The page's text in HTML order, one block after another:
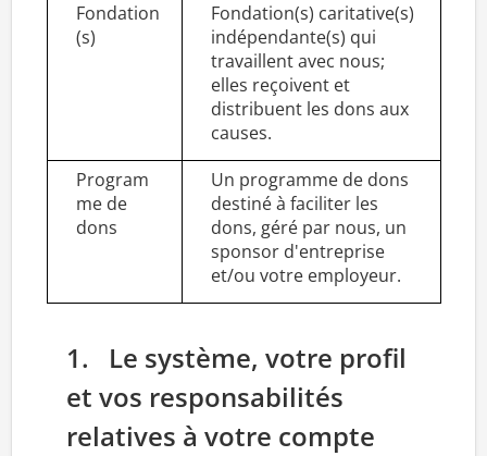
Fondation
(s)
Fondation(s) caritative(s)
indépendante(s) qui
travaillent avec nous;
elles reçoivent et
distribuent les dons aux
causes.
Program
me de
dons
Un programme de dons
destiné à faciliter les
dons, géré par nous, un
sponsor d'entreprise
et/ou votre employeur.
1. Le système, votre profil
et vos responsabilités
relatives à votre compte